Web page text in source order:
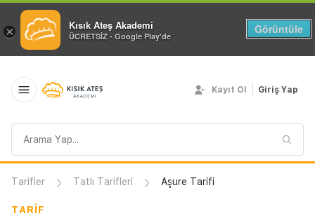
× Kısık Ateş Akademi
ÜCRETSİZ - Google Play'de
Görüntüle
sorgusu
Kayıt Ol Giriş Yap
Tarifler Tatlı Tarifleri Aşure Tarifi
TARIF